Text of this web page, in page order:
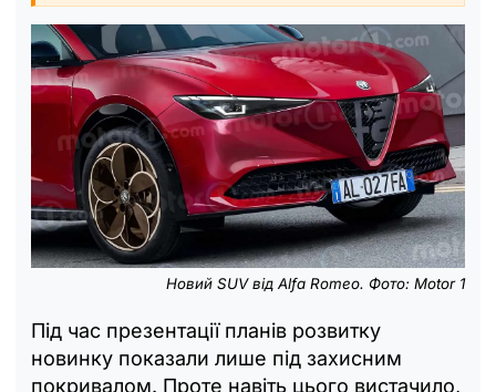
Новий SUV від Alfa Romeo. Фото: Motor 1
Під час презентації планів розвитку
новинку показали лише під захисним
покривалом. Проте навіть цього вистачило,